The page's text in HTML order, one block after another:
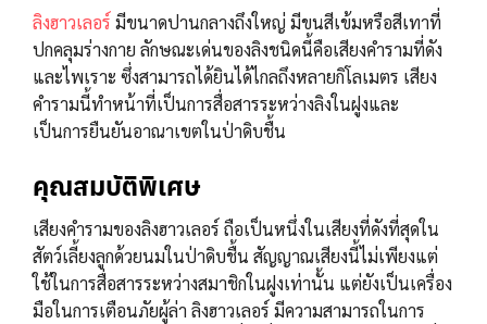
ลิงฮาวเลอร์ มีขนาดปานกลางถึงใหญ่ มีขนสีเข้มหรือสีเทาที่
ปกคลุมร่างกาย ลักษณะเด่นของลิงชนิดนี้คือเสียงคำรามที่ดัง
และไพเราะ ซึ่งสามารถได้ยินได้ไกลถึงหลายกิโลเมตร เสียง
คำรามนี้ทำหน้าที่เป็นการสื่อสารระหว่างลิงในฝูงและ
เป็นการยืนยันอาณาเขตในป่าดิบชื้น
คุณสมบัติพิเศษ
เสียงคำรามของลิงฮาวเลอร์ ถือเป็นหนึ่งในเสียงที่ดังที่สุดใน
สัตว์เลี้ยงลูกด้วยนมในป่าดิบชื้น สัญญาณเสียงนี้ไม่เพียงแต่
ใช้ในการสื่อสารระหว่างสมาชิกในฝูงเท่านั้น แต่ยังเป็นเครื่อง
มือในการเตือนภัยผู้ล่า ลิงฮาวเลอร์ มีความสามารถในการ